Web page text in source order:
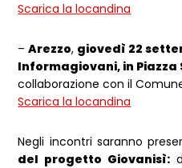
Scarica la locandina
–Arezzo, giovedì 22
Informagiovani, in Piazza
collaborazione con il
Scarica la locandina
Negli incontri saranno
del progetto Giovanisì: